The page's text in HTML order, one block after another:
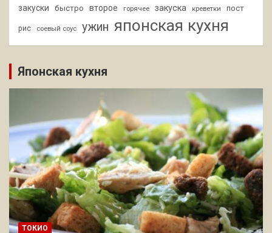
закуски
быстро второе горячее закуска креветки пост
рис соевый соус ужин японская кухня
Японская кухня
ТОКИО